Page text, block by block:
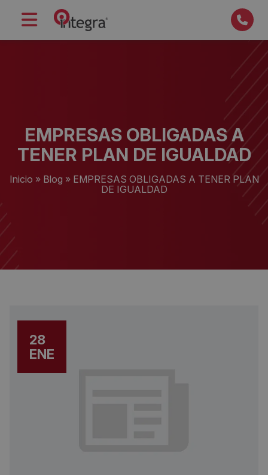
EMPRESAS OBLIGADAS A
TENER PLAN DE IGUALDAD
Inicio » Blog » EMPRESAS OBLIGADAS A TENER PLAN
DE IGUALDAD
28
ENE